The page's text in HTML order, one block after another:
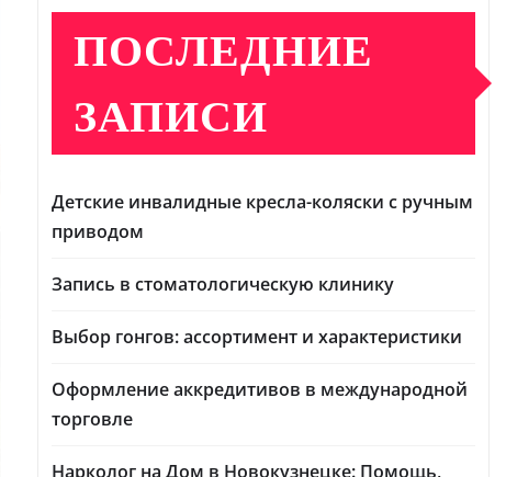
ПОСЛЕДНИЕ
ЗАПИСИ
Детские инвалидные кресла-коляски с ручным
приводом
Запись в стоматологическую клинику
Выбор гонгов: ассортимент и характеристики
Оформление аккредитивов в международной
торговле
Нарколог на Дом в Новокузнецке: Помощь,